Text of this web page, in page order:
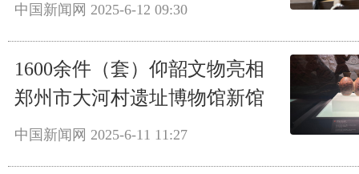
中国新闻网 2025-6-12 09:30
1600余件（套）仰韶文物亮相
郑州市大河村遗址博物馆新馆
中国新闻网 2025-6-11 11:27